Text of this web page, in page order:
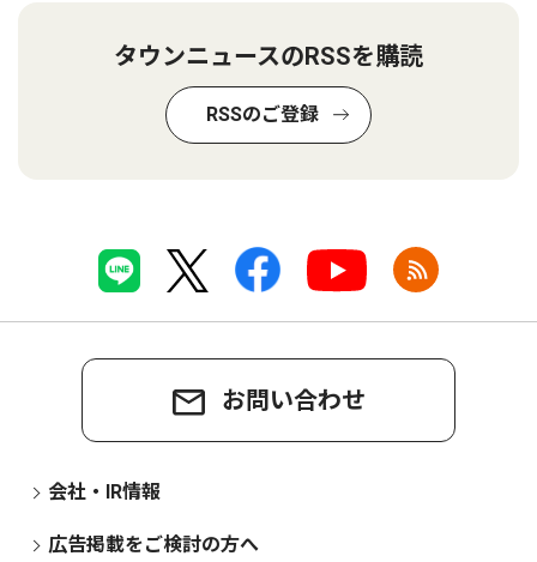
タウンニュースのRSSを購読
RSSのご登録
お問い合わせ
会社・IR情報
広告掲載をご検討の方へ